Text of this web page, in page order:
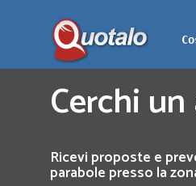
Cerchi
Ricevi proposte e
parabole presso la